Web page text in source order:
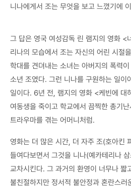
니나에게서 조는 무엇을 보고 느꼈기에
그 답은 영국 여성감독 린 램지의 영화 <
리나의 모습에서 조는 자신의 어린 시절
학대를 견뎌내는 소녀는 아버지의 폭력
소년 조였다. 그런 니나를 구원하는 일이
일이다. 6년 전, 램지의 영화 <케빈에 대
여동생을 죽이고 학교에서 끔찍한 총기
트라우마를 겪는 어머니처럼.
영화는 더 많은 시간, 더 자주 조(호아킨
들여다보면서 그것을 니나(예카테리나
교차시킨다. 그 과거의 환영이 너무나 짧
불친절하지만 정서적 불안정과 혼란스러